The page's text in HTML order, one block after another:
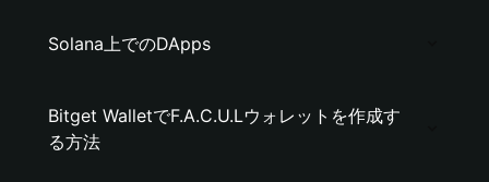
Solana上でのDApps
Bitget WalletでF.A.C.U.Lウォレットを作成す
る方法